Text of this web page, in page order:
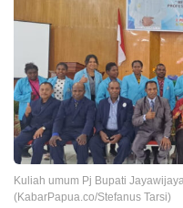
Kuliah umum Pj Bupati
(KabarPapua.co/Stefanus Tarsi)